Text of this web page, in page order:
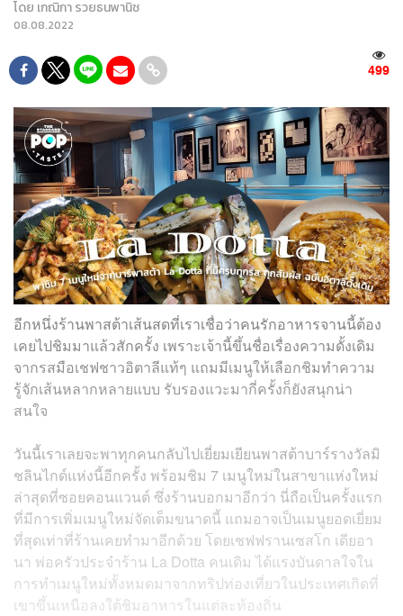
โดย เกณิกา รวยธนพานิช
08.08.2022
499
อีกหนึ่งร้านพาสต้าเส้นสดที่เราเชื่อว่าคนรักอาหารจานนี้ต้อง
เคยไปชิมมาแล้วสักครั้ง เพราะเจ้านี้ขึ้นชื่อเรื่องความดั้งเดิม
จากรสมือเชฟชาวอิตาลีแท้ๆ แถมมีเมนูให้เลือกชิมทำความ
รู้จักเส้นหลากหลายแบบ รับรองแวะมากี่ครั้งก็ยังสนุกน่า
สนใจ
วันนี้เราเลยจะพาทุกคนกลับไปเยี่ยมเยียนพาสต้าบาร์รางวัลมิ
ชลินไกด์แห่งนี้อีกครั้ง พร้อมชิม 7 เมนูใหม่ในสาขาแห่งใหม่
ล่าสุดที่ซอยคอนแวนต์ ซึ่งร้านบอกมาอีกว่า นี่ถือเป็นครั้งแรก
ที่มีการเพิ่มเมนูใหม่จัดเต็มขนาดนี้ แถมอาจเป็นเมนูยอดเยี่ยม
ที่สุดเท่าที่ร้านเคยทำมาอีกด้วย โดยเชฟฟรานเซสโก เดียอา
นา พ่อครัวประจำร้าน La Dotta คนเดิม ได้แรงบันดาลใจใน
การทำเมนูใหม่ทั้งหมดมาจากทริปท่องเที่ยวในประเทศเกิดที่
เขาขึ้นเหนือลงใต้ชิมอาหารในแต่ละท้องถิ่น